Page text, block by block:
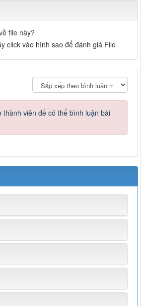
file này?
click vào hình sao để đánh giá File
thành viên để có thể bình luận bài